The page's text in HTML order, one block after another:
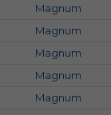
Magnum
Magnum
Magnum
Magnum
Magnum